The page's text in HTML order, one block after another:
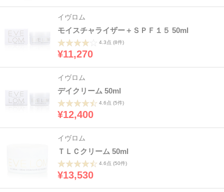
イヴロム
モイスチャライザー＋ＳＰＦ１５ 50ml
4.3点 (8件)
¥11,270
イヴロム
デイクリーム 50ml
4.6点 (5件)
¥12,400
イヴロム
ＴＬＣクリーム 50ml
4.6点 (50件)
¥13,530